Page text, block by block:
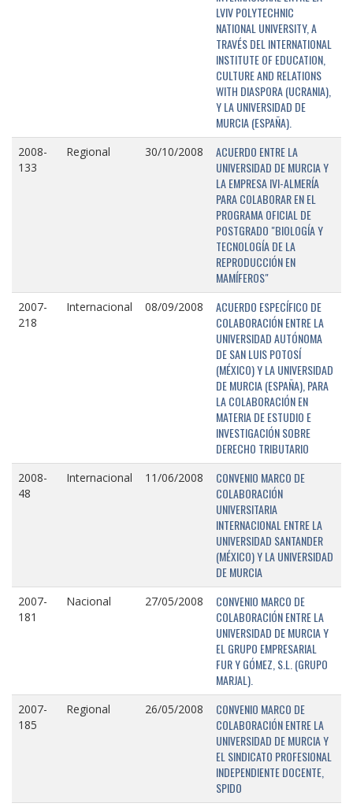
LVIV POLYTECHNIC
NATIONAL UNIVERSITY, A
TRAVÉS DEL INTERNATIONAL
INSTITUTE OF EDUCATION,
CULTURE AND RELATIONS
WITH DIASPORA (UCRANIA),
Y LA UNIVERSIDAD DE
MURCIA (ESPAÑA).
2008-
133
Regional 30/10/2008
ACUERDO ENTRE LA
UNIVERSIDAD DE MURCIA Y
LA EMPRESA IVI-ALMERÍA
PARA COLABORAR EN EL
PROGRAMA OFICIAL DE
POSTGRADO "BIOLOGÍA Y
TECNOLOGÍA DE LA
REPRODUCCIÓN EN
MAMÍFEROS"
2007-
218
Internacional 08/09/2008
ACUERDO ESPECÍFICO DE
COLABORACIÓN ENTRE LA
UNIVERSIDAD AUTÓNOMA
DE SAN LUIS POTOSÍ
(MÉXICO) Y LA UNIVERSIDAD
DE MURCIA (ESPAÑA), PARA
LA COLABORACIÓN EN
MATERIA DE ESTUDIO E
INVESTIGACIÓN SOBRE
DERECHO TRIBUTARIO
2008-
48
Internacional 11/06/2008
CONVENIO MARCO DE
COLABORACIÓN
UNIVERSITARIA
INTERNACIONAL ENTRE LA
UNIVERSIDAD SANTANDER
(MÉXICO) Y LA UNIVERSIDAD
DE MURCIA
2007-
181
Nacional 27/05/2008
CONVENIO MARCO DE
COLABORACIÓN ENTRE LA
UNIVERSIDAD DE MURCIA Y
EL GRUPO EMPRESARIAL
FUR Y GÓMEZ, S.L. (GRUPO
MARJAL).
2007-
185
Regional 26/05/2008
CONVENIO MARCO DE
COLABORACIÓN ENTRE LA
UNIVERSIDAD DE MURCIA Y
EL SINDICATO PROFESIONAL
INDEPENDIENTE DOCENTE,
SPIDO